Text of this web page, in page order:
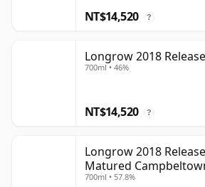
NT$14,520 ?
Longrow 2018
700ml • 46%
NT$14,520 ?
Longrow 2018
Matured
700ml • 57.8%